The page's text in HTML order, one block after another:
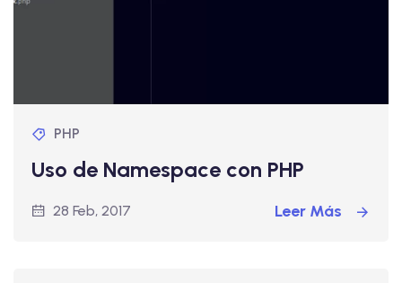
PHP
Uso de Namespace con PHP
28 Feb, 2017 Leer Más